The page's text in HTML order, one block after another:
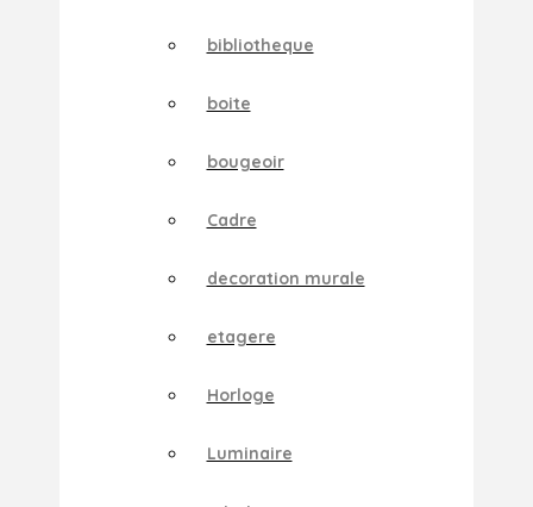
bibliotheque
boite
bougeoir
Cadre
decoration murale
etagere
Horloge
Luminaire